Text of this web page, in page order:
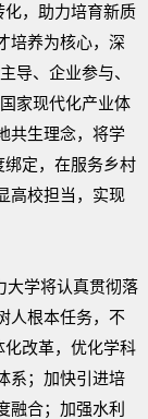
化，助力培育新质
培养为核心，深
导、企业参与、
家现代化产业体
共生理念，将学
绑定，在服务乡村
高校担当，实现
大学将认真贯彻落
人根本任务，不
化改革，优化学科
系；加快引进培
融合；加强水利